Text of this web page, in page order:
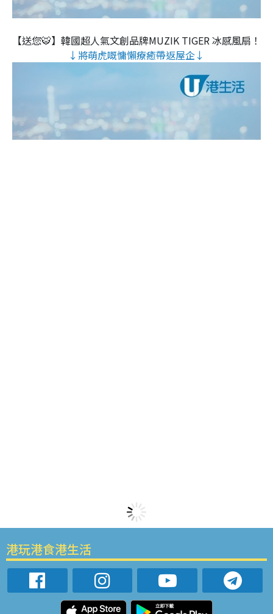
【送您🐯】韓國超人氣文創品牌MUZIK TIGER 冰感風扇！
↓將萌虎嘅慵懶療癒帶返屋企↓
港玩港食港生活